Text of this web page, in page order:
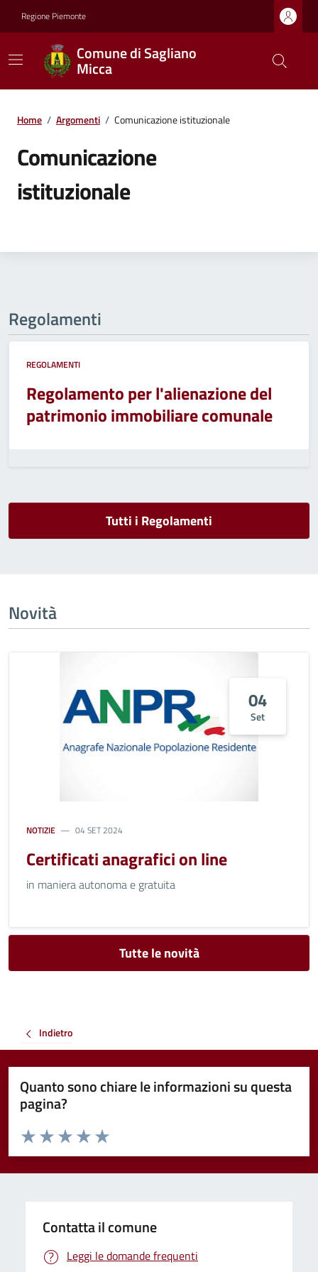
Regione Piemonte
Comune di Sagliano
Micca
Home / Argomenti / Comunicazione istituzionale
Comunicazione
istituzionale
Regolamenti
REGOLAMENTI
Regolamento per l'alienazione del
patrimonio immobiliare comunale
Tutti i Regolamenti
Novità
04
Set
NOTIZIE 04 SET 2024
Certificati anagrafici on line
in maniera autonoma e gratuita
Tutte le novità
Indietro
Quanto sono chiare le informazioni su questa
pagina?
Valuta da 1 a 5 stelle la pagina
Valuta 5 stelle su 5
Valuta 4 stelle su 5
Valuta 3 stelle su 5
Valuta 2 stelle su 5
Valuta 1 stelle su 5
Contatta il comune
Leggi le domande frequenti